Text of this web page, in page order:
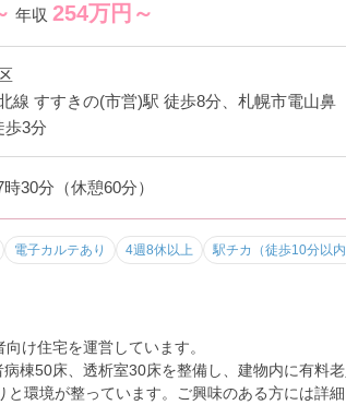
年収 254万円～
線 すすきの(市営)駅 徒歩8分、札幌市電山鼻
歩3分
30分（休憩60分）
電子カルテあり 4週8休以上 駅チカ（徒歩10分以内
け住宅を運営しています。
棟50床、透析室30床を整備し、建物内に有料
環境が整っています。ご興味のある方には詳